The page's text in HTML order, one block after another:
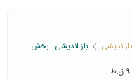
بازاندیشی
باز اندیشی ـ بخش